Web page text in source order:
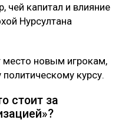
чей капитал и влияние
Нурсултана
место новым игрокам,
курсу.
стоит за